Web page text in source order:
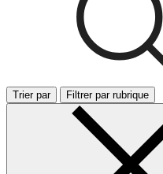
Trier par Filtrer par rubrique